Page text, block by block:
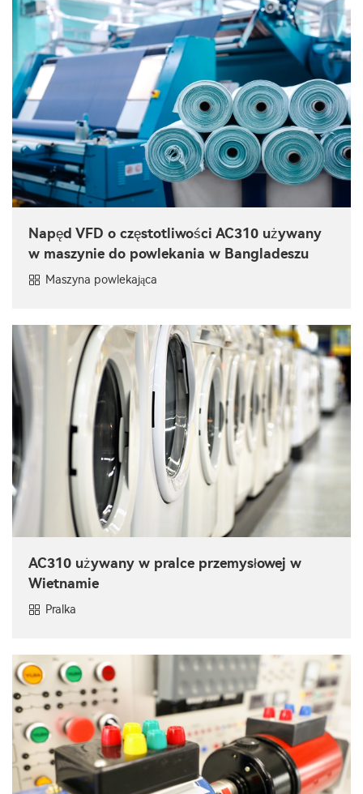
Napęd VFD o częstotliwości AC310 używany
w maszynie do powlekania w Bangladeszu
Maszyna powlekająca
AC310 używany w pralce przemysłowej w
Wietnamie
Pralka